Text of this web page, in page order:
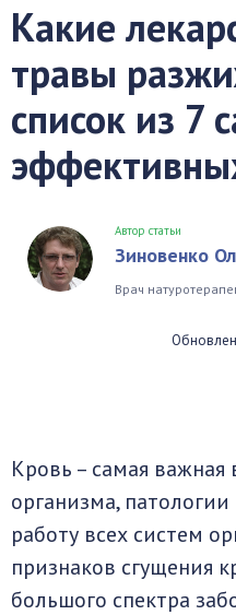
Какие
травы
список из 7
Автор статьи
Зиновенко
Врач
Кровь – самая важная
организма,
работу всех систем
признаков сгущения
большого спектра